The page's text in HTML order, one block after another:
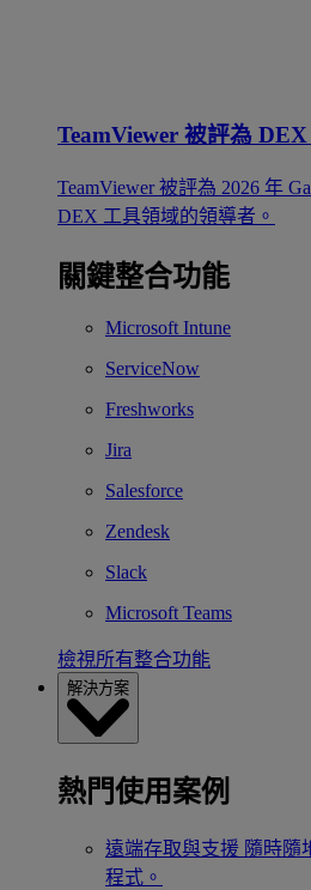
TeamViewer 被評為
TeamViewer 被評為 2026 年
DEX 工具領域的領導者。
關鍵整合功能
Microsoft Intune
ServiceNow
Freshworks
Jira
Salesforce
Zendesk
Slack
Microsoft Teams
檢視所有整合功能
解決方案
熱門使用案例
遠端存取與支援 隨時隨
程式。